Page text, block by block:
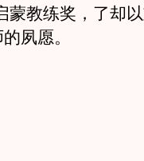
蒙教练奖，了却
夙愿。